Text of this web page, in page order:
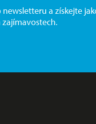
newsletteru a získejte